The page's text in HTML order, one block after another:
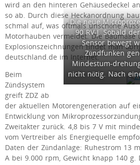
wird an den hinteren Gehäusedeckel
so ab. Durch diese Heckanordnung
schmal auf, was oftmals unschöne
Motorhauben vermeidet. Die Baumaße
Explosionszeichnungen findet man
deutschland.de im Internet.
Die neue
90 RV-J. Sobald
Sensor bewegt
Zündfunken
Mindestum-
nicht nötig. Nach
Beim
Zündsystem
greift ZDZ ab
der aktuellen Motorengeneration auf
Entwicklung von
Zweitakter zurück. 4,8 bis 7 V mit
vom Vertreiber als Energiequelle
Daten der Zündanlage: Ruhestrom 13
A bei 9.000 rpm, Gewicht knapp 140 g.